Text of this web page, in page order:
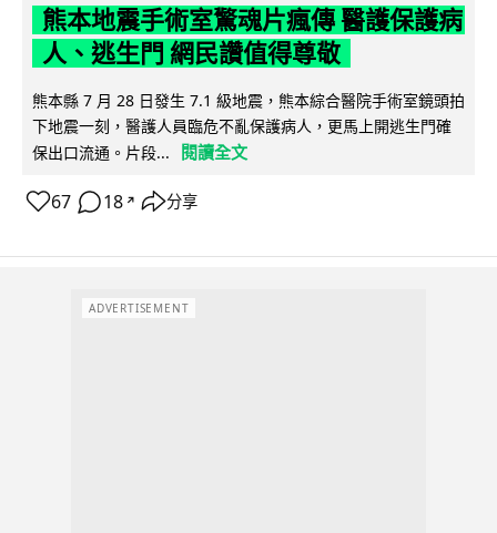
熊本地震手術室驚魂片瘋傳 醫護保護病
人、逃生門 網民讚值得尊敬
熊本縣 7 月 28 日發生 7.1 級地震，熊本綜合醫院手術室鏡頭拍
下地震一刻，醫護人員臨危不亂保護病人，更馬上開逃生門確
保出口流通。片段...
閱讀全文
67 18 ↗ 分享
ADVERTISEMENT